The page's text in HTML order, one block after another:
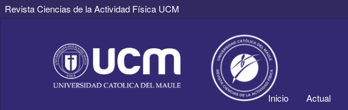
Revista Ciencias de la Actividad Física UCM
Contenido
principal
Inicio Actual